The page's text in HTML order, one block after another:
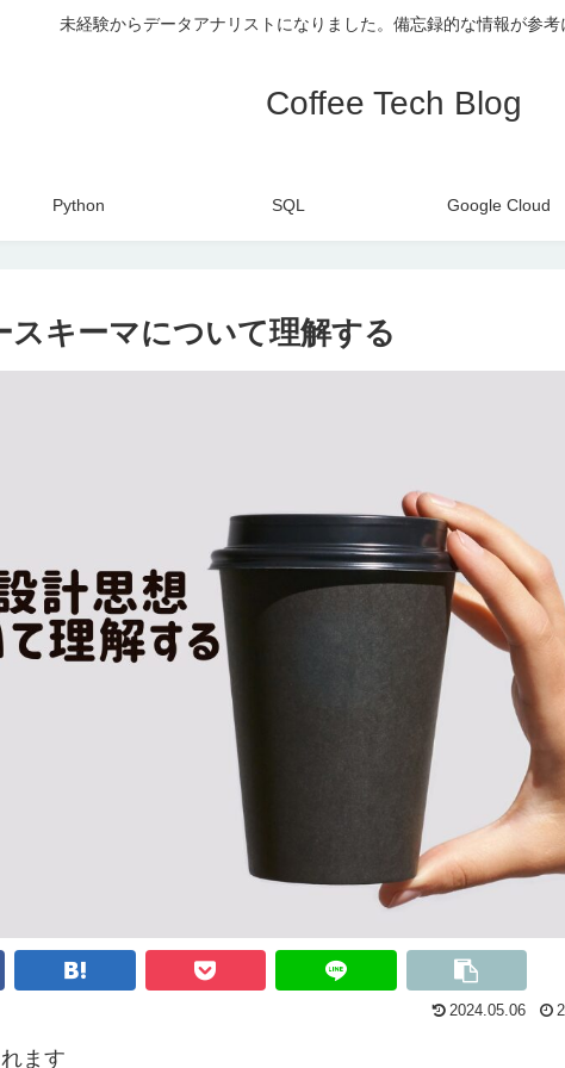
未経験からデータアナリストになりました。備忘録的な情報が参考
Coffee Tech Blog
Python SQL Google Cloud
スキーマについて理解する
2024.05.06
ます